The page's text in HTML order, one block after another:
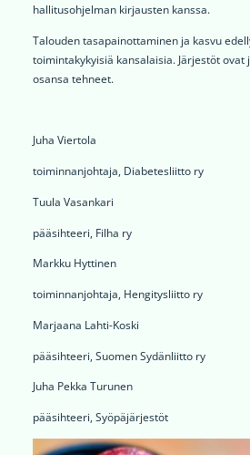
hallitusohjelman kirjausten kanssa.
Talouden tasapainottaminen ja kasvu
toimintakykyisiä kansalaisia. Järjestöt ovat
osansa tehneet.
Juha Viertola
toiminnanjohtaja, Diabetesliitto ry
Tuula Vasankari
pääsihteeri, Filha ry
Markku Hyttinen
toiminnanjohtaja, Hengitysliitto ry
Marjaana Lahti-Koski
pääsihteeri, Suomen Sydänliitto ry
Juha Pekka Turunen
pääsihteeri, Syöpäjärjestöt